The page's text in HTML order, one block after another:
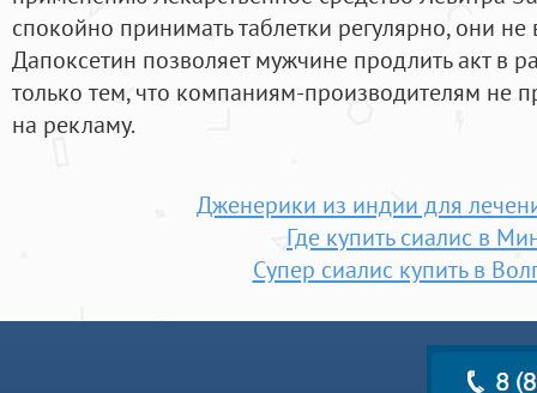
спокойно принимать таблетки регулярно, они
Дапоксетин позволяет мужчине продлить акт в
только тем, что компаниям-производителям не
на рекламу.
Дженерики из индии для
Где купить сиалис в
Супер сиалис купить в